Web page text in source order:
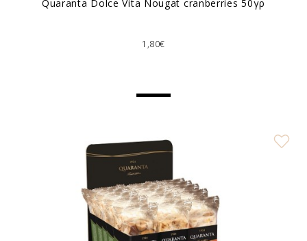
Quaranta Dolce Vita Nougat cranberries 50γρ
1,80€